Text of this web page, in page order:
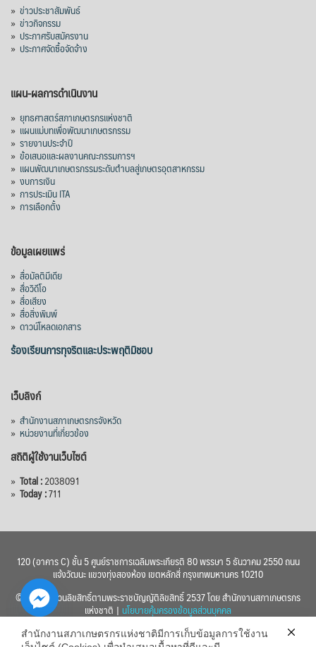
» ข่าวประชาสัมพันธ์
» ข่าวกิจกรรม
» ประกาศรับสมัครงาน
» ประกาศจัดซื้อจัดจ้าง
แผน-ผลการดำเนินงาน
» ยุทธศาสตร์สภาเกษตรกรแห่งชาติ
» แผนแม่บทเพื่อพัฒนาเกษตรกรรม
» รายงานประจำปี
» ข้อเสนอและผลงานคณะกรรมการฯ
» แผนพัฒนาเกษตรกรรมระดับตำบลสู่เกษตรอุตสาหกรรม
» งบการเงิน
» การประเมิน ITA
» การเลือกตั้ง
ข้อมูลเผยแพร่
» สื่อมัลติมีเดีย
» สื่อวิดีโอ
» สื่อเสียง
» สื่อสิ่งพิมพ์
» ดาวน์โหลดเอกสาร
ร้องเรียนการทุจริตและประพฤติมิชอบ
เว็บลิงก์
» สำนักงานสภาเกษตรกรจังหวัด
» หน่วยงานที่เกี่ยวข้อง
สถิติผู้ใช้งานเว็บไซต์
» Total :2038091
» Today :711
120 (อาคาร C) ชั้น 5 ศูนย์ราชการเฉลิมพระเกียรติ 80 พรรษา 5 ธันวาคม 2550 ถนน
แจ้งวัฒนะ แขวงทุ่งสองห้อง เขตหลักสี่ กรุงเทพมหานคร 10210
© 2560 สงวนลิขสิทธิ์ตามพระราชบัญญัติลิขสิทธิ์ 2537 โดย สำนักงานสภาเกษตรกร
แห่งชาติ | นโยบายคุ้มครองข้อมูลส่วนบุคคล
สำนักงานสภาเกษตรกรแห่งชาติมีการเก็บข้อมูลการใช้งาน